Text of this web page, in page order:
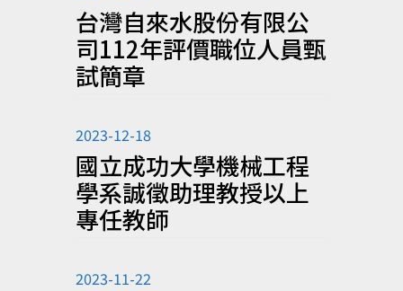
台灣自來水股份有限公
司112年評價職位人員甄
試簡章
2023-12-18
國立成功大學機械工程
學系誠徵助理教授以上
專任教師
2023-11-22